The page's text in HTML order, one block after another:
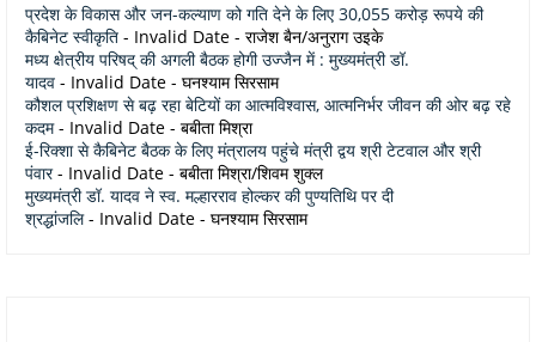
प्रदेश के विकास और जन-कल्याण को गति देने के लिए 30,055 करोड़ रूपये की
कैबिनेट स्वीकृति - Invalid Date - राजेश बैन/अनुराग उइके
मध्य क्षेत्रीय परिषद् की अगली बैठक होगी उज्जैन में : मुख्यमंत्री डॉ.
यादव - Invalid Date - घनश्याम सिरसाम
कौशल प्रशिक्षण से बढ़ रहा बेटियों का आत्मविश्वास, आत्मनिर्भर जीवन की ओर बढ़ रहे
कदम- Invalid Date - बबीता मिश्रा
ई-रिक्शा से कैबिनेट बैठक के लिए मंत्रालय पहुंचे मंत्री द्वय श्री टेटवाल और श्री
पंवार- Invalid Date - बबीता मिश्रा/शिवम शुक्ल
मुख्यमंत्री डॉ. यादव ने स्व. मल्हारराव होल्कर की पुण्यतिथि पर दी
श्रद्धांजलि- Invalid Date - घनश्याम सिरसाम